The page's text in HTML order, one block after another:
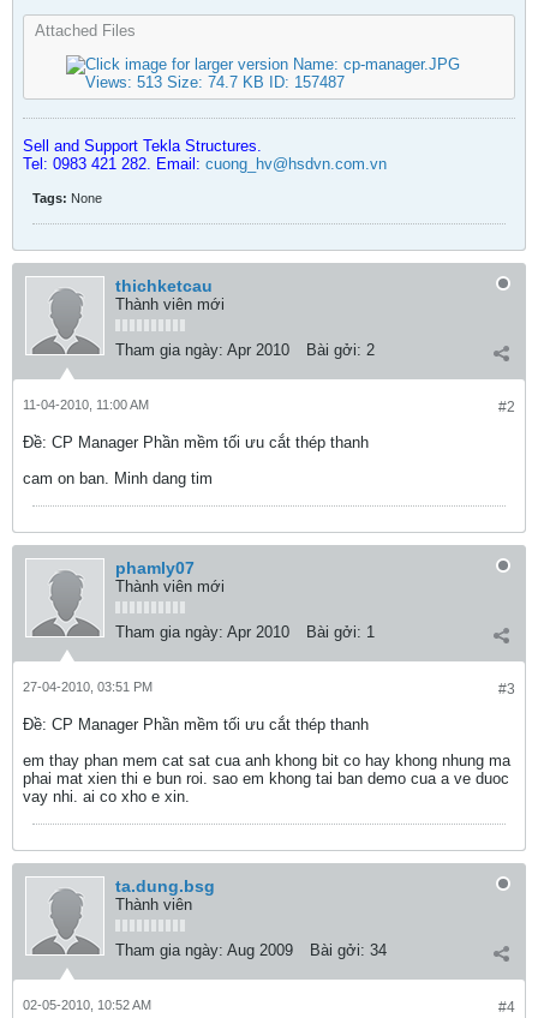
Attached Files
Sell and Support Tekla Structures.
Tel: 0983 421 282. Email: cuong_hv@hsdvn.com.vn
Tags: None
thichketcau
Thành viên mới
Tham gia ngày: Apr 2010 Bài gởi: 2
#2
11-04-2010, 11:00 AM
Ðề: CP Manager Phần mềm tối ưu cắt thép thanh
cam on ban. Minh dang tim
phamly07
Thành viên mới
Tham gia ngày: Apr 2010 Bài gởi: 1
#3
27-04-2010, 03:51 PM
Ðề: CP Manager Phần mềm tối ưu cắt thép thanh
em thay phan mem cat sat cua anh khong bit co hay khong nhung ma
phai mat xien thi e bun roi. sao em khong tai ban demo cua a ve duoc
vay nhi. ai co xho e xin.
ta.dung.bsg
Thành viên
Tham gia ngày: Aug 2009 Bài gởi: 34
#4
02-05-2010, 10:52 AM